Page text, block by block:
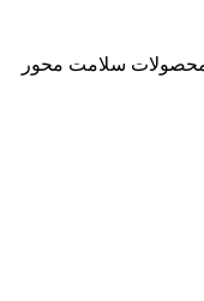
محصولات سلامت محور